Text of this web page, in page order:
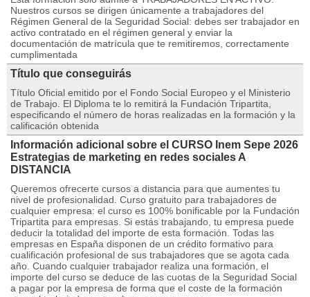
Nuestros cursos se dirigen únicamente a trabajadores del
Régimen General de la Seguridad Social: debes ser trabajador en
activo contratado en el régimen general y enviar la
documentación de matrícula que te remitiremos, correctamente
cumplimentada
Título que conseguirás
Título Oficial emitido por el Fondo Social Europeo y el Ministerio
de Trabajo. El Diploma te lo remitirá la Fundación Tripartita,
especificando el número de horas realizadas en la formación y la
calificación obtenida
Información adicional sobre el CURSO Inem Sepe 2026
Estrategias de marketing en redes sociales A
DISTANCIA
Queremos ofrecerte cursos a distancia para que aumentes tu
nivel de profesionalidad. Curso gratuito para trabajadores de
cualquier empresa: el curso es 100% bonificable por la Fundación
Tripartita para empresas. Si estás trabajando, tu empresa puede
deducir la totalidad del importe de esta formación. Todas las
empresas en España disponen de un crédito formativo para
cualificación profesional de sus trabajadores que se agota cada
año. Cuando cualquier trabajador realiza una formación, el
importe del curso se deduce de las cuotas de la Seguridad Social
a pagar por la empresa de forma que el coste de la formación